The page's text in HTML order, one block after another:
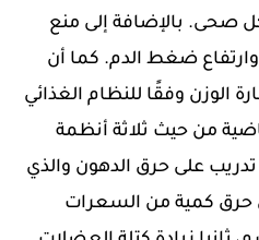
صحى. بالإضافة إلى منع
ضغط الدم. كما أن
الوزن وفقًا للنظام الغذائي
من حيث ثلاثة أنظمة
على حرق الدهون والذي
كمية من السعرات